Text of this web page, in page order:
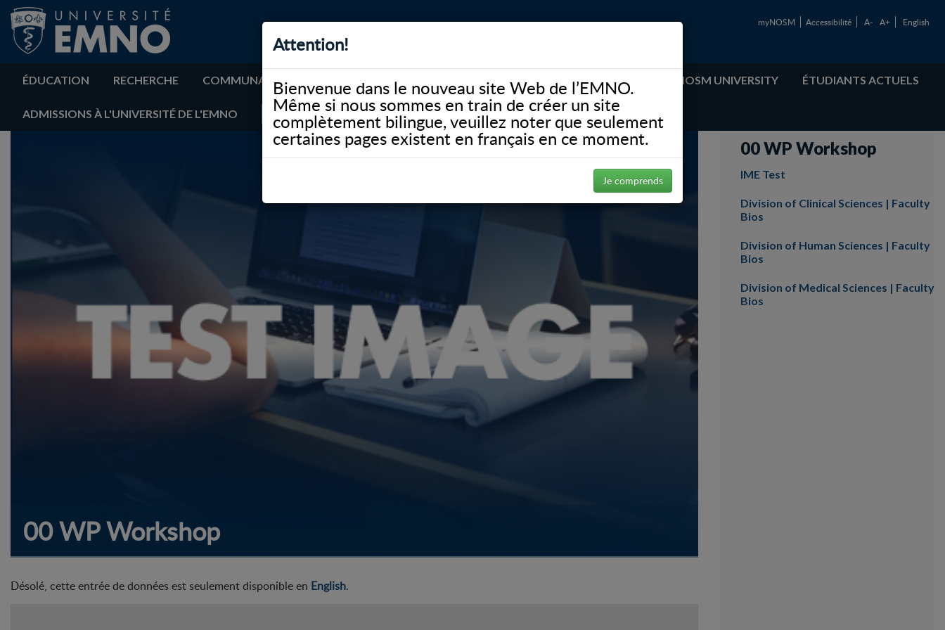
Attention!
Bienvenue dans le nouveau site Web de l’EMNO.
Même si nous sommes en train de créer un site
complètement bilingue, veuillez noter que seulement
certaines pages existent en français en ce moment.
Je comprends
myNOSM Accessibilité A- A+ English
ÉDUCATION RECHERCHE COMMUNAUTÉ BIBLIOTHÈQUE FACULTÉ DONATE ABOUT NOSM UNIVERSITY ÉTUDIANTS ACTUELS
ADMISSIONS À L'UNIVERSITÉ DE L'EMNO
00 WP Workshop
Désolé, cette entrée de données est seulement disponible en English.
00 WP Workshop
IME Test
Division of Clinical Sciences | Faculty
Bios
Division of Human Sciences | Faculty
Bios
Division of Medical Sciences | Faculty
Bios